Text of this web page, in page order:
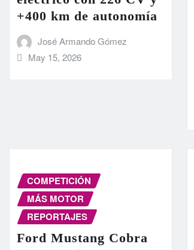
+400 km de autonomía
José Armando Gómez
May 15, 2026
COMPETICIÓN
MÁS MOTOR
REPORTAJES
Ford Mustang Cobra